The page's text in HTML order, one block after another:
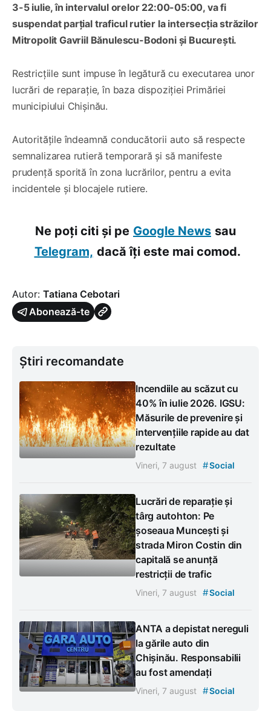
3-5 iulie, în intervalul orelor 22:00-05:00, va fi
suspendat parțial traficul rutier la intersecția străzilor
Mitropolit Gavriil Bănulescu-Bodoni și București.
Restricțiile sunt impuse în legătură cu executarea unor
lucrări de reparație, în baza dispoziției Primăriei
municipiului Chișinău.
Autoritățile îndeamnă conducătorii auto să respecte
semnalizarea rutieră temporară și să manifeste
prudență sporită în zona lucrărilor, pentru a evita
incidentele și blocajele rutiere.
Ne poți citi și pe Google News sau
Telegram, dacă îți este mai comod.
Autor: Tatiana Cebotari
Abonează-te
Știri recomandate
Incendiile au scăzut cu
40% în iulie 2026. IGSU:
Măsurile de prevenire și
intervențiile rapide au dat
rezultate
Vineri, 7 august #Social
Lucrări de reparație și
târg autohton: Pe
șoseaua Muncești și
strada Miron Costin din
capitală se anunță
restricții de trafic
Vineri, 7 august #Social
ANTA a depistat nereguli
la gările auto din
Chișinău. Responsabilii
au fost amendați
Vineri, 7 august #Social